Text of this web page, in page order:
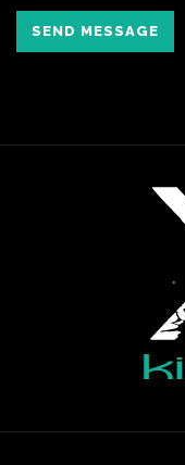
SEND MESSAGE